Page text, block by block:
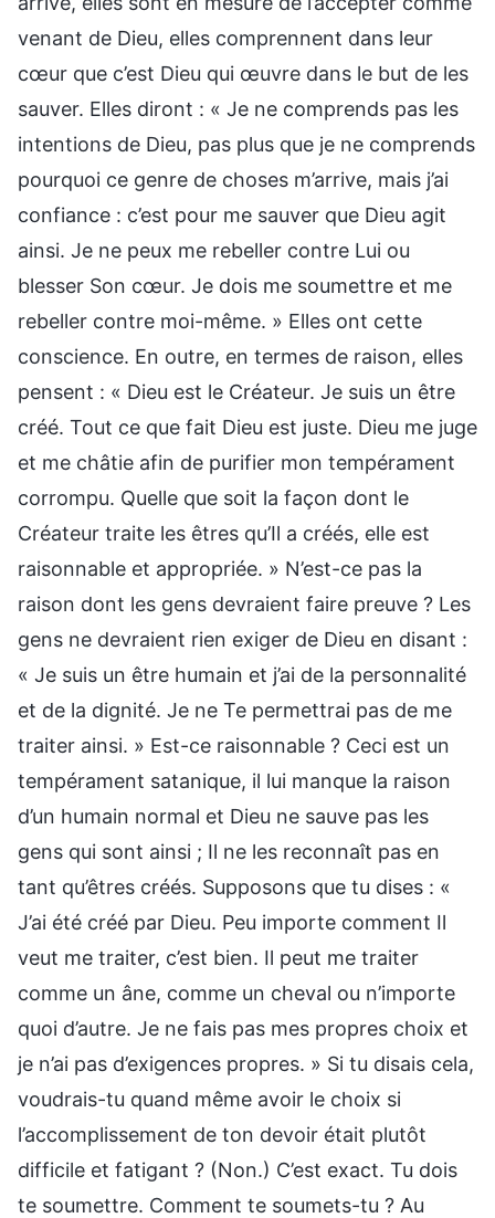
venant de Dieu, elles comprennent dans leur
cœur que c’est Dieu qui œuvre dans le but de les
sauver. Elles diront : « Je ne comprends pas les
intentions de Dieu, pas plus que je ne comprends
pourquoi ce genre de choses m’arrive, mais j’ai
confiance : c’est pour me sauver que Dieu agit
ainsi. Je ne peux me rebeller contre Lui ou
blesser Son cœur. Je dois me soumettre et me
rebeller contre moi-même. » Elles ont cette
conscience. En outre, en termes de raison, elles
pensent : « Dieu est le Créateur. Je suis un être
créé. Tout ce que fait Dieu est juste. Dieu me juge
et me châtie afin de purifier mon tempérament
corrompu. Quelle que soit la façon dont le
Créateur traite les êtres qu’Il a créés, elle est
raisonnable et appropriée. » N’est-ce pas la
raison dont les gens devraient faire preuve ? Les
gens ne devraient rien exiger de Dieu en disant :
« Je suis un être humain et j’ai de la personnalité
et de la dignité. Je ne Te permettrai pas de me
traiter ainsi. » Est-ce raisonnable ? Ceci est un
tempérament satanique, il lui manque la raison
d’un humain normal et Dieu ne sauve pas les
gens qui sont ainsi ; Il ne les reconnaît pas en
tant qu’êtres créés. Supposons que tu dises : «
J’ai été créé par Dieu. Peu importe comment Il
veut me traiter, c’est bien. Il peut me traiter
comme un âne, comme un cheval ou n’importe
quoi d’autre. Je ne fais pas mes propres choix et
je n’ai pas d’exigences propres. » Si tu disais cela,
voudrais-tu quand même avoir le choix si
l’accomplissement de ton devoir était plutôt
difficile et fatigant ? (Non.) C’est exact. Tu dois
te soumettre. Comment te soumets-tu ? Au